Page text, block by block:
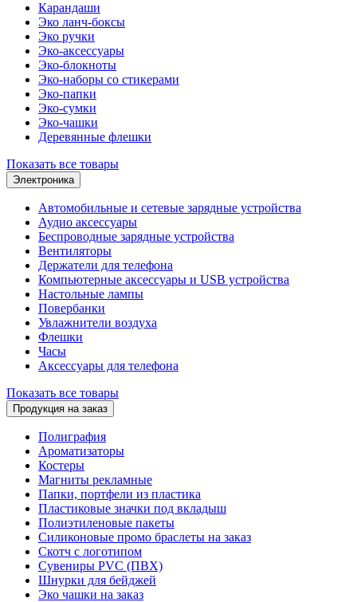
Карандаши
Эко ланч-боксы
Эко ручки
Эко-аксессуары
Эко-блокноты
Эко-наборы со стикерами
Эко-папки
Эко-сумки
Эко-чашки
Деревянные флешки
Показать все товары
Электроника
Автомобильные и сетевые зарядные устройства
Аудио аксессуары
Беспроводные зарядные устройства
Вентиляторы
Держатели для телефона
Компьютерные аксессуары и USB устройства
Настольные лампы
Повербанки
Увлажнители воздуха
Флешки
Часы
Аксессуары для телефона
Показать все товары
Продукция на заказ
Полиграфия
Ароматизаторы
Костеры
Магниты рекламные
Папки, портфели из пластика
Пластиковые значки под вкладыш
Полиэтиленовые пакеты
Силиконовые промо браслеты на заказ
Скотч с логотипом
Сувениры PVC (ПВХ)
Шнурки для бейджей
Эко чашки на заказ